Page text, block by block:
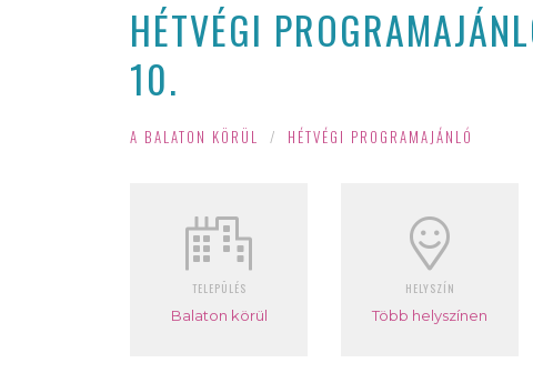
HÉTVÉGI
10.
A BALATON KÖRÜL / HÉTVÉGI PROGRAMAJÁNLÓ
TELEPÜLÉS
Balaton körül
HELYSZÍN
Több helyszínen